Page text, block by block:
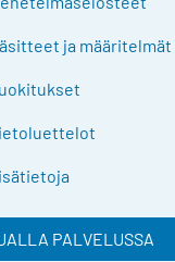
ja määritelmät
PALVELUSSA